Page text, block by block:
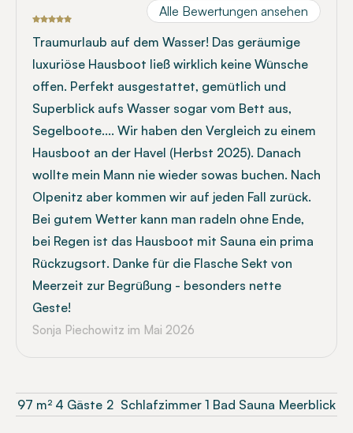
Alle Bewertungen ansehen
Traumurlaub auf dem Wasser! Das geräumige
luxuriöse Hausboot ließ wirklich keine Wünsche
offen. Perfekt ausgestattet, gemütlich und
Superblick aufs Wasser sogar vom Bett aus,
Segelboote.... Wir haben den Vergleich zu einem
Hausboot an der Havel (Herbst 2025). Danach
wollte mein Mann nie wieder sowas buchen. Nach
Olpenitz aber kommen wir auf jeden Fall zurück.
Bei gutem Wetter kann man radeln ohne Ende,
bei Regen ist das Hausboot mit Sauna ein prima
Rückzugsort. Danke für die Flasche Sekt von
Meerzeit zur Begrüßung - besonders nette
Geste!
Sonja Piechowitz im Mai 2026
97 m² 4 Gäste 2 Schlafzimmer 1 Bad Sauna Meerblick